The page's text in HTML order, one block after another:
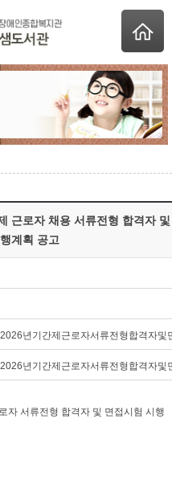
근로자 채용 서류전형 합격자 및
계획 공고
년기간제근로자서류전형합격자및
년기간제근로자서류전형합격자및
자 서류전형 합격자 및 면접시험 시행